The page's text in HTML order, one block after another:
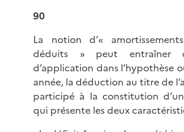
90
La notion d’«
déduits » peut entraîner
d’application dans l’hypothèse
année, la déduction au titre de
participé à la constitution
qui présente les deux